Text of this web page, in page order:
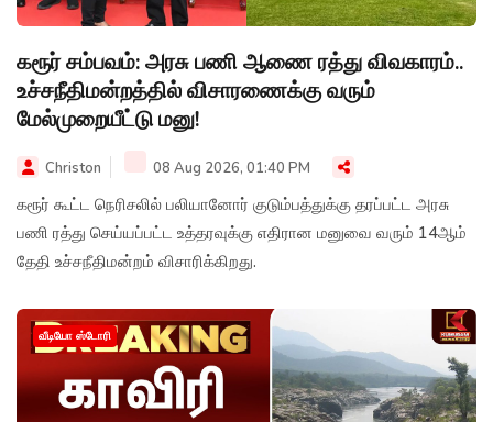
கரூர் சம்பவம்: அரசு பணி ஆணை ரத்து விவகாரம்..
உச்சநீதிமன்றத்தில் விசாரணைக்கு வரும்
மேல்முறையீட்டு மனு!
Christon 08 Aug 2026, 01:40 PM
கரூர் கூட்ட நெரிசலில் பலியானோர் குடும்பத்துக்கு தரப்பட்ட அரசு
பணி ரத்து செய்யப்பட்ட உத்தரவுக்கு எதிரான மனுவை வரும் 14ஆம்
தேதி உச்சநீதிமன்றம் விசாரிக்கிறது.
வீடியோ ஸ்டோரி